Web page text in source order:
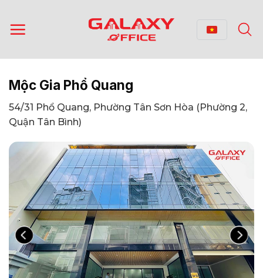
qua
nội
Mộc Gia Phổ Quang
54/31 Phổ Quang, Phường Tân Sơn Hòa (Phường 2,
Quận Tân Bình)